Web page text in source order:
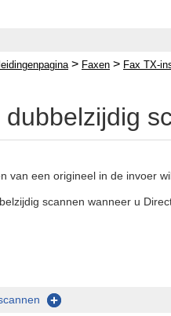
> Faxen > Fax TX-
van een origineel in de invoer
scannen wanneer u